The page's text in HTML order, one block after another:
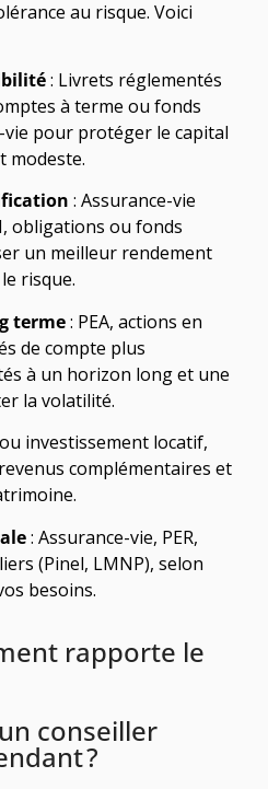
au risque. Voici
: Livrets réglementés
à terme ou fonds
vie pour protéger le capital
modeste.
: Assurance-vie
obligations ou fonds
un meilleur rendement
risque.
terme: PEA, actions en
de compte plus
à un horizon long et une
la volatilité.
ou investissement locatif,
complémentaires et
: Assurance-vie, PER,
(Pinel, LMNP), selon
besoins.
rapporte le
conseiller
?